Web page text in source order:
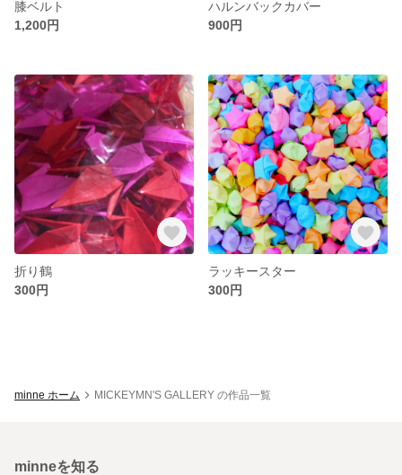
膝ベルト
1,200円
ハルンバックカバー
900円
折り鶴
300円
ラッキースター
300円
minne ホーム MICKEYMN'S GALLERY の作品一覧
minneを知る